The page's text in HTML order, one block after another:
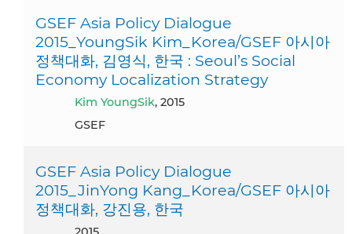
GSEF Asia Policy Dialogue
2015_YoungSik Kim_Korea/GSEF 아시아
정책대화, 김영식, 한국 : Seoul’s Social
Economy Localization Strategy
Kim YoungSik, 2015
GSEF
GSEF Asia Policy Dialogue
2015_JinYong Kang_Korea/GSEF 아시아
정책대화, 강진용, 한국